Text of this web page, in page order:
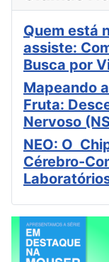
Quem está
assiste:
Busca por
Mapeando
Fruta:
Nervoso
NEO: O
Cérebro-